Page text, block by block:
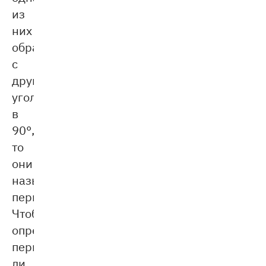
из
них
образует
с
другой
угол
в
90°,
то
они
называются
перпендикулярными.
Чтобы
определить,
перпендикулярны
ли